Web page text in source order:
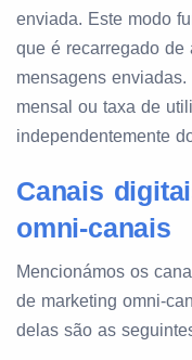
enviada. Este modo
que é recarregado de
mensagens
mensal ou taxa de
independentemente
Canais
omni-canais
Mencionámos os
de marketing omni-
delas são as